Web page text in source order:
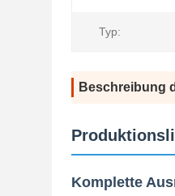
Typ:
Beschreibung
Komplette